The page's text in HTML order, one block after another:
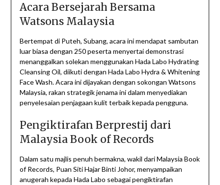
Acara Bersejarah Bersama
Watsons Malaysia
Bertempat di Puteh, Subang, acara ini mendapat sambutan
luar biasa dengan 250 peserta menyertai demonstrasi
menanggalkan solekan menggunakan Hada Labo Hydrating
Cleansing Oil, diikuti dengan Hada Labo Hydra & Whitening
Face Wash. Acara ini dijayakan dengan sokongan Watsons
Malaysia, rakan strategik jenama ini dalam menyediakan
penyelesaian penjagaan kulit terbaik kepada pengguna.
Pengiktirafan Berprestij dari
Malaysia Book of Records
Dalam satu majlis penuh bermakna, wakil dari Malaysia Book
of Records, Puan Siti Hajar Binti Johor, menyampaikan
anugerah kepada Hada Labo sebagai pengiktirafan